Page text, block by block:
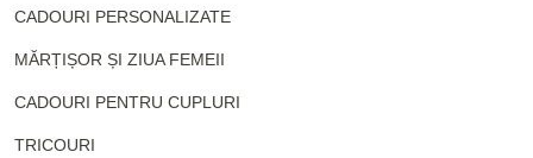
CADOURI PERSONALIZATE
MĂRȚIȘOR ȘI ZIUA FEMEII
CADOURI PENTRU CUPLURI
TRICOURI